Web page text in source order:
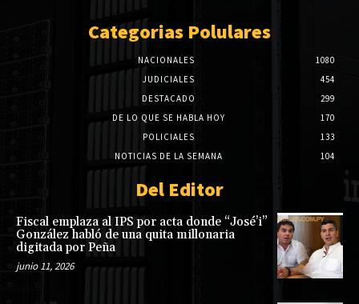
Categorias Polulares
NACIONALES
1080
JUDICIALES
454
DESTACADO
299
DE LO QUE SE HABLA HOY
170
POLICIALES
133
NOTICIAS DE LA SEMANA
104
Del Editor
Fiscal emplaza al IPS por acta donde “José’i”
González habló de una quita millonaria
digitada por Peña
junio 11, 2026